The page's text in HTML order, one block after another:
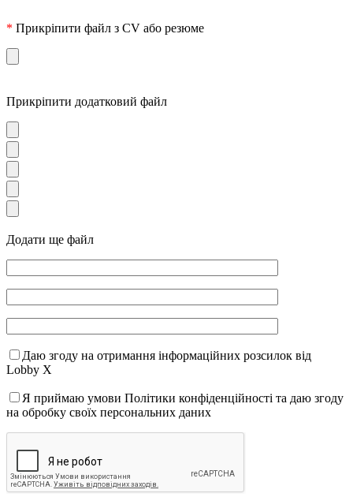
* Прикріпити файл з CV або резюме
Прикріпити додатковий файл
Додати ще файл
Даю згоду на отримання інформаційних розсилок від
Lobby X
Я приймаю умови Політики конфіденційності та даю згоду
на обробку своїх персональних даних